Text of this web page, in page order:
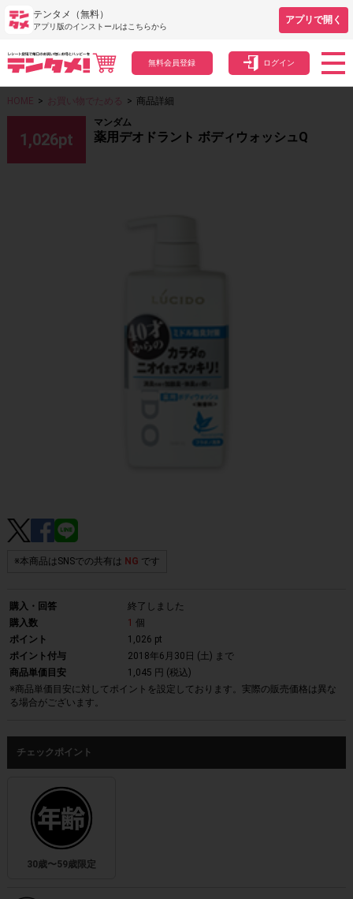
テンタメ（無料）
アプリ版のインストールはこちらから
アプリで開く
無料会員登録 ログイン
HOME > お買い物でためる > 商品詳細
1,026pt
マンダム
薬用デオドラント ボディウォッシュQ
※本商品はSNSでの共有は NG です
購入・回答
終了しました
購入数
1 個
ポイント
1,026 pt
ポイント付与
2018年6月30日 (土) まで
商品単価目安
1,045 円 (税込)
※商品単価目安に対してポイントを設定しております。実際の販売価格は異な
る場合がございます。
チェックポイント
30歳〜59歳限定